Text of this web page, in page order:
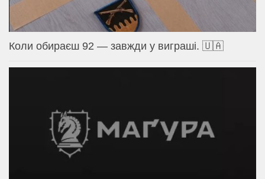
Коли обираєш 92 — завжди у виграші. 🇺🇦